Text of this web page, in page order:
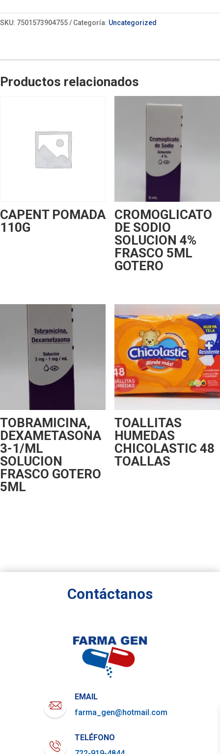
SKU: 7501573904755 Categoría: Uncategorized
Productos relacionados
CAPENT POMADA
110G
CROMOGLICATO
DE SODIO
SOLUCION 4%
FRASCO 5ML
GOTERO
TOBRAMICINA,
DEXAMETASONA
3-1/ML
SOLUCION
FRASCO GOTERO
5ML
TOALLITAS
HUMEDAS
CHICOLASTIC 48
TOALLAS
Contáctanos
EMAIL
farma_gen@hotmail.com
TELÉFONO